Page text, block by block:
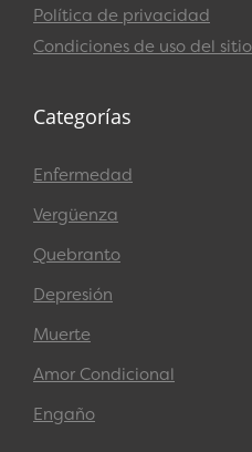
Política de privacidad
Condiciones de uso del
Categorías
Enfermedad
Vergüenza
Quebranto
Depresión
Muerte
Amor Condicional
Engaño